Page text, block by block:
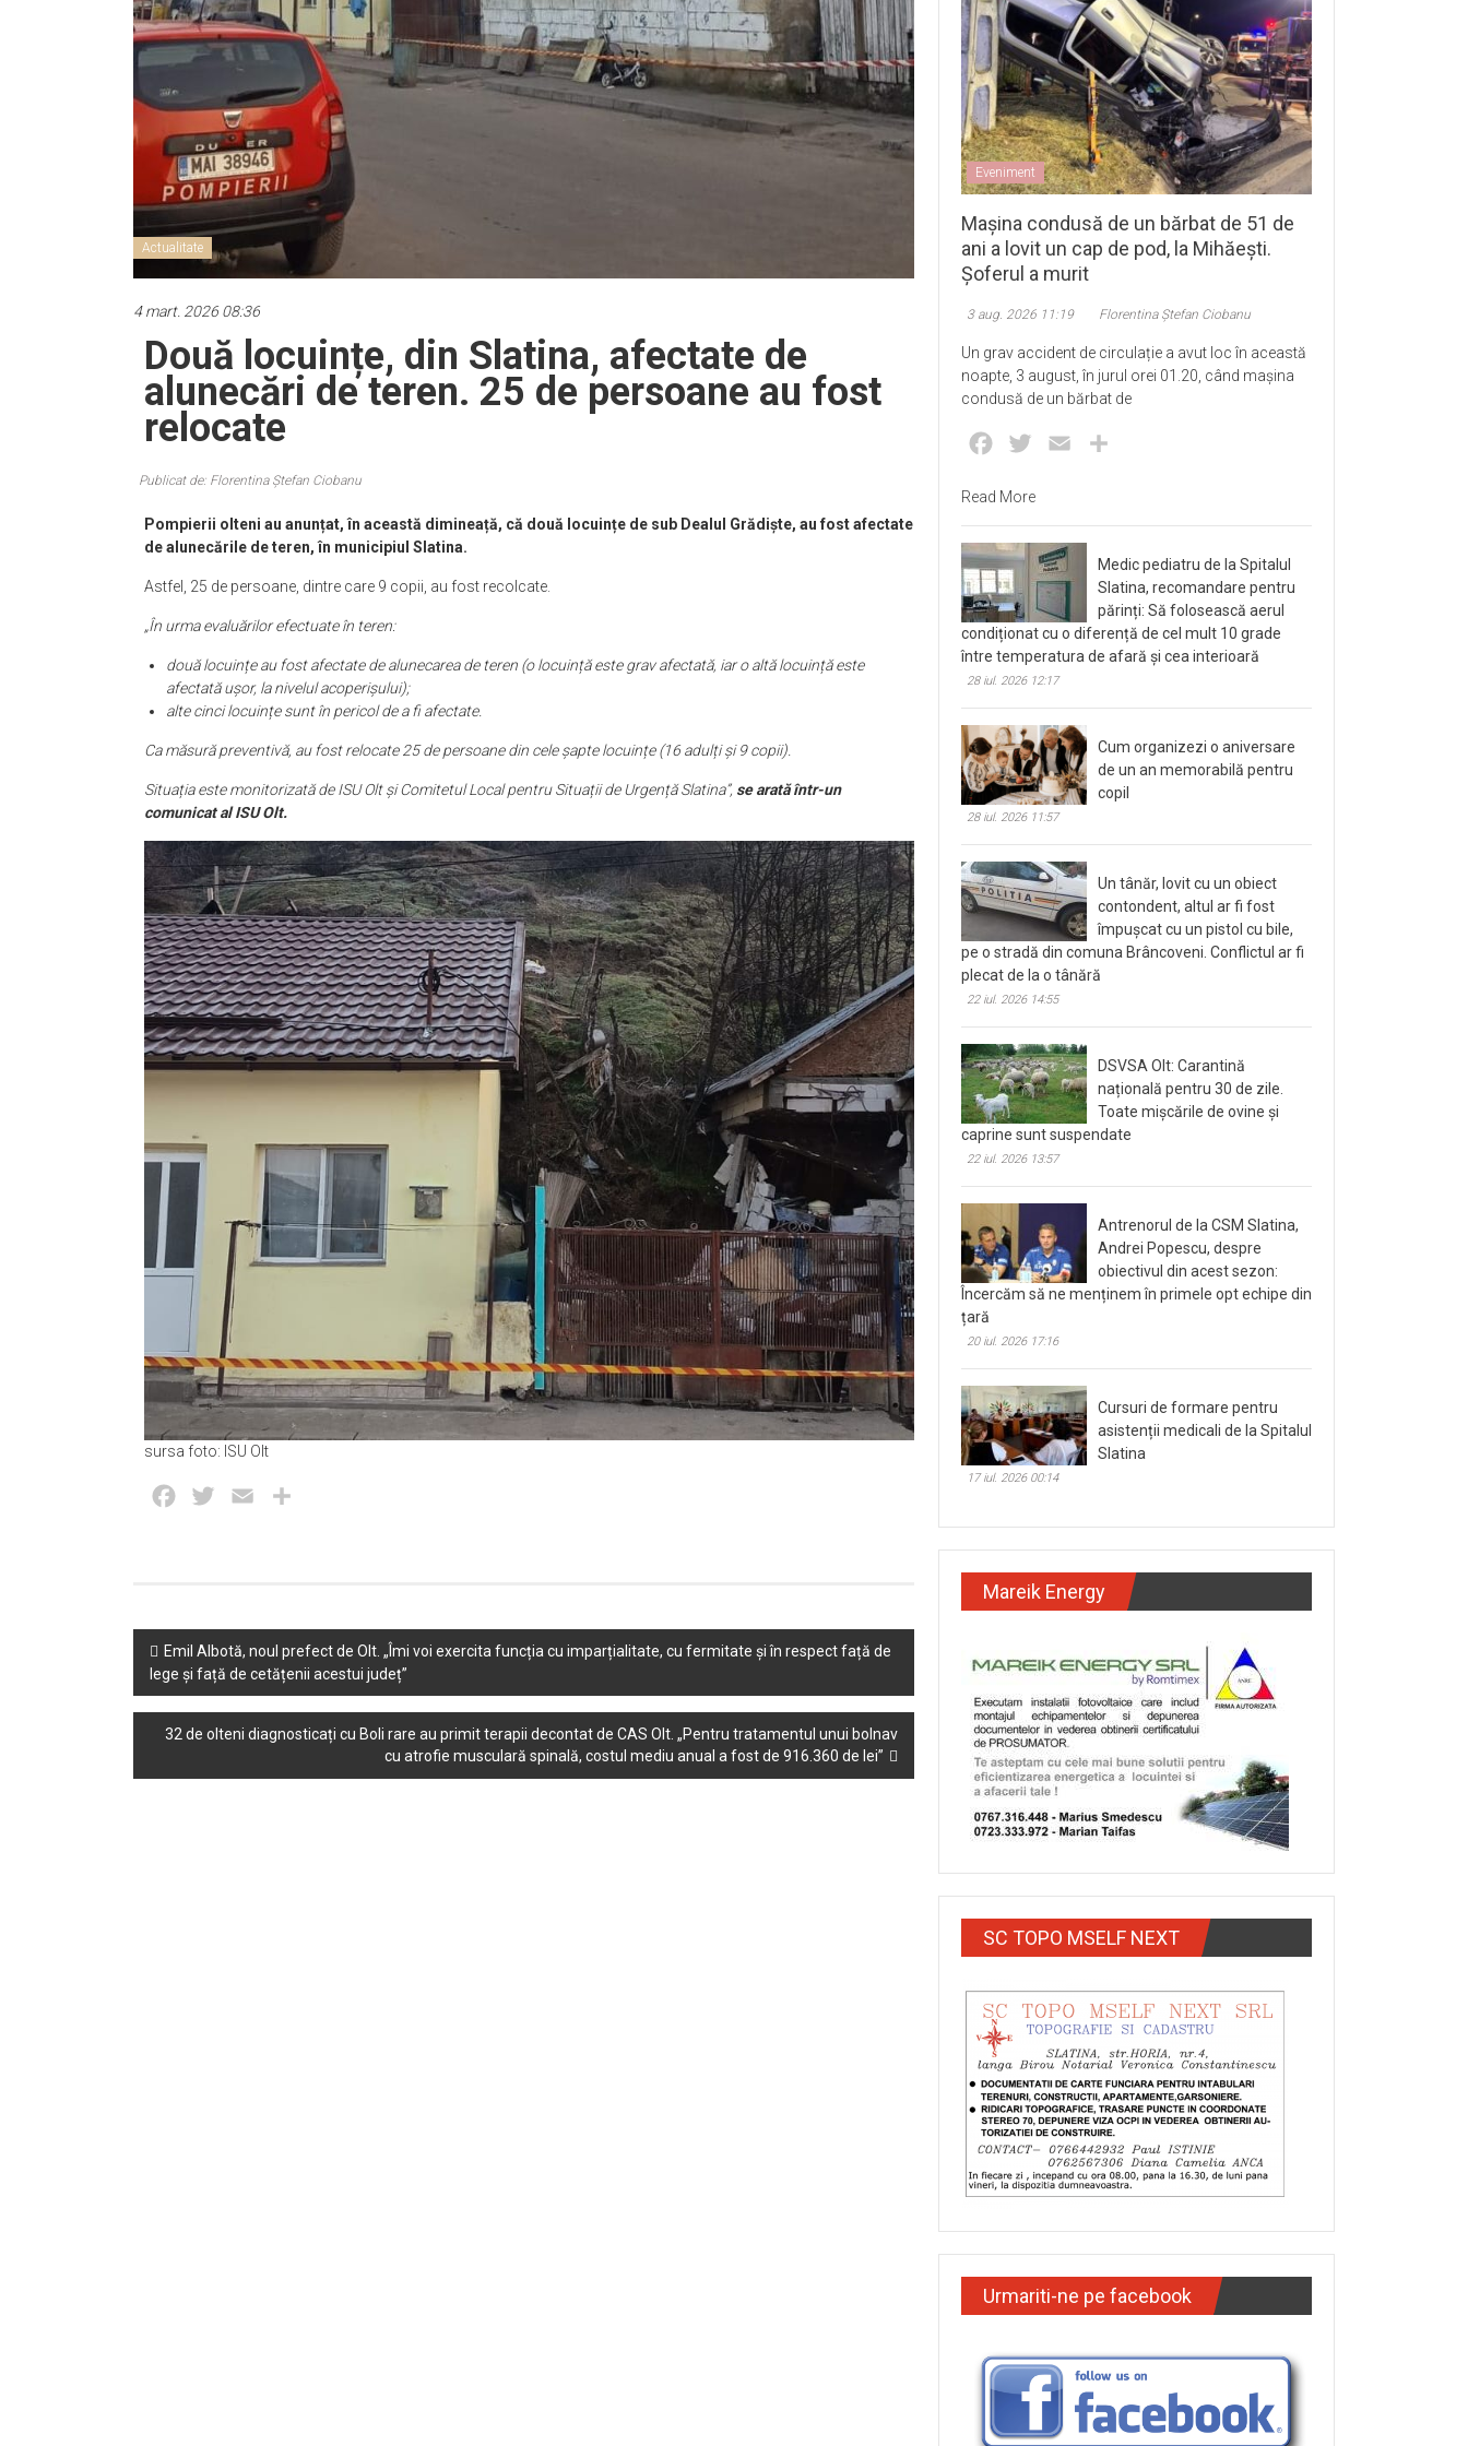
Actualitate
4 mart. 2026 08:36
Două locuințe, din Slatina, afectate de
alunecări de teren. 25 de persoane au fost
relocate
Publicat de: Florentina Ștefan Ciobanu
Pompierii olteni au anunțat, în această dimineață, că două locuințe de sub Dealul Grădiște, au fost afectate
de alunecările de teren, în municipiul Slatina.
Astfel, 25 de persoane, dintre care 9 copii, au fost recolcate.
„În urma evaluărilor efectuate în teren:
două locuințe au fost afectate de alunecarea de teren (o locuință este grav afectată, iar o altă locuință este
afectată ușor, la nivelul acoperișului);
alte cinci locuințe sunt în pericol de a fi afectate.
Ca măsură preventivă, au fost relocate 25 de persoane din cele șapte locuințe (16 adulți și 9 copii).
Situația este monitorizată de ISU Olt și Comitetul Local pentru Situații de Urgență Slatina”, se arată într-un
comunicat al ISU Olt.
sursa foto: ISU Olt
Facebook
Twitter Email
Post
navigation
Emil Albotă, noul prefect de Olt. „Îmi voi exercita funcția cu imparțialitate, cu fermitate și în respect față de
lege și față de cetățenii acestui județ”
32 de olteni diagnosticați cu Boli rare au primit terapii decontat de CAS Olt. „Pentru tratamentul unui bolnav
cu atrofie musculară spinală, costul mediu anual a fost de 916.360 de lei”
Eveniment
Mașina condusă de un bărbat de 51 de
ani a lovit un cap de pod, la Mihăești.
Șoferul a murit
3 aug. 2026 11:19 Florentina Ștefan Ciobanu
Un grav accident de circulație a avut loc în această
noapte, 3 august, în jurul orei 01.20, când mașina
condusă de un bărbat de
Facebook
Twitter Email
Read More
Medic pediatru de la Spitalul
Slatina, recomandare pentru
părinți: Să folosească aerul
condiționat cu o diferență de cel mult 10 grade
între temperatura de afară și cea interioară
28 iul. 2026 12:17
Cum organizezi o aniversare
de un an memorabilă pentru
copil
28 iul. 2026 11:57
Un tânăr, lovit cu un obiect
contondent, altul ar fi fost
împușcat cu un pistol cu bile,
pe o stradă din comuna Brâncoveni. Conflictul ar fi
plecat de la o tânără
22 iul. 2026 14:55
DSVSA Olt: Carantină
națională pentru 30 de zile.
Toate mișcările de ovine și
caprine sunt suspendate
22 iul. 2026 13:57
Antrenorul de la CSM Slatina,
Andrei Popescu, despre
obiectivul din acest sezon:
Încercăm să ne menținem în primele opt echipe din
țară
20 iul. 2026 17:16
Cursuri de formare pentru
asistenții medicali de la Spitalul
Slatina
17 iul. 2026 00:14
Mareik Energy
SC TOPO MSELF NEXT
Urmariti-ne pe facebook